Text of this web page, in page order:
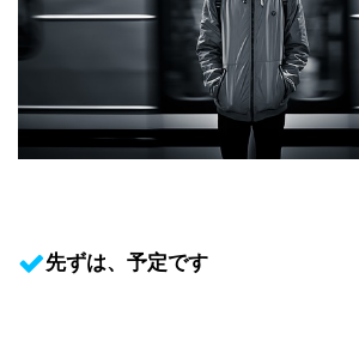
先ずは、予定です